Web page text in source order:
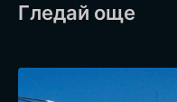
Гледай още